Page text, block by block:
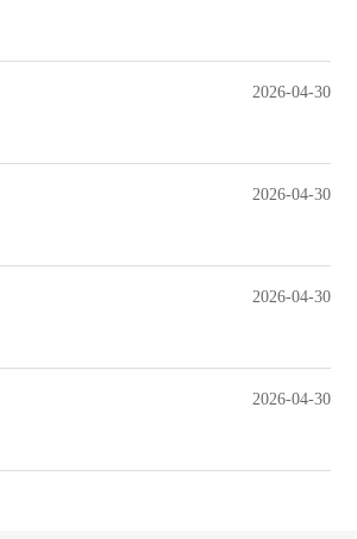
2026-04-30
2026-04-30
2026-04-30
2026-04-30